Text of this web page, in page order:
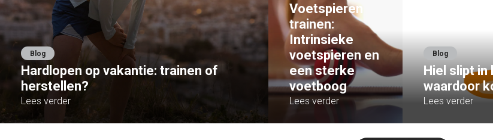
Blog
Hardlopen op vakantie: trainen of
herstellen?
Lees verder
Voetspieren
trainen:
Intrinsieke
voetspieren en
een sterke
voetboog
Lees verder
Blog
Hiel slipt in
waardoor
Lees verder